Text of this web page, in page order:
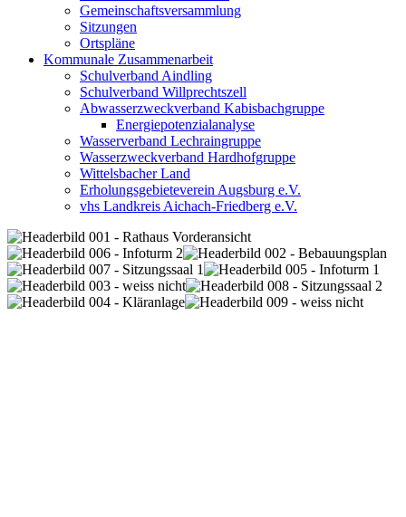
Gemeinschaftsversammlung
Sitzungen
Ortspläne
Kommunale Zusammenarbeit
Schulverband Aindling
Schulverband Willprechtszell
Abwasserzweckverband Kabisbachgruppe
Energiepotenzialanalyse
Wasserverband Lechraingruppe
Wasserzweckverband Hardhofgruppe
Wittelsbacher Land
Erholungsgebieteverein Augsburg e.V.
vhs Landkreis Aichach-Friedberg e.V.